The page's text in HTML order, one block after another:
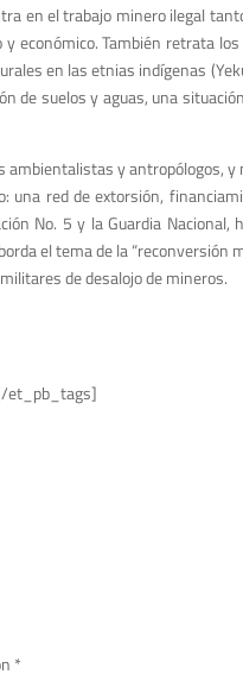
en el trabajo minero ilegal
económico. También retrata
en las etnias indígenas
de suelos y aguas, una
y antropólogos,
una red de extorsión,
No. 5 y la Guardia Nacional,
el tema de la “reconversión
de desalojo de mineros.
et_pb_tags]
*